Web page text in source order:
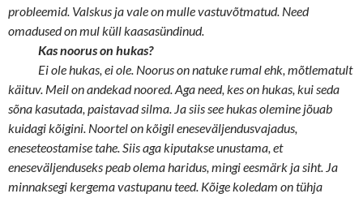
probleemid. Valskus ja vale on mulle vastuvõtmatud. Need
omadused on mul küll kaasasündinud.
Kas noorus on hukas?
Ei ole hukas, ei ole. Noorus on natuke rumal ehk, mõtlematult
käituv. Meil on andekad noored. Aga need, kes on hukas, kui seda
sõna kasutada, paistavad silma. Ja siis see hukas olemine jõuab
kuidagi kõigini. Noortel on kõigil eneseväljendusvajadus,
eneseteostamise tahe. Siis aga kiputakse unustama, et
eneseväljenduseks peab olema haridus, mingi eesmärk ja siht. Ja
minnaksegi kergema vastupanu teed. Kõige koledam on tühja